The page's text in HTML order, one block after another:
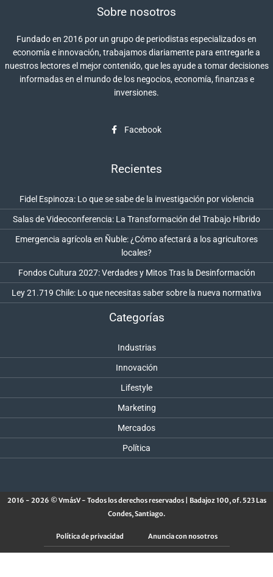
Sobre nosotros
Fundado en 2016 por un grupo de periodistas especializados en
economía e innovación, trabajamos diariamente para entregarle a
nuestros lectores el mejor contenido, que les ayude a tomar decisiones
informadas en el mundo de los negocios, economía, finanzas e
inversiones.
Facebook
Recientes
Fidel Espinoza: Lo que se sabe de la investigación por violencia
Salas de Videoconferencia: La Transformación del Trabajo Híbrido
Emergencia agrícola en Ñuble: ¿Cómo afectará a los agricultores
locales?
Fondos Cultura 2027: Verdades y Mitos Tras la Desinformación
Ley 21.719 Chile: Lo que necesitas saber sobre la nueva normativa
Categorías
Industrias
Innovación
Lifestyle
Marketing
Mercados
Política
2016 - 2026 © VmásV - Todos los derechos reservados | Badajoz 100, of. 523 Las
Condes, Santiago.
Política de privacidad Anuncia con nosotros